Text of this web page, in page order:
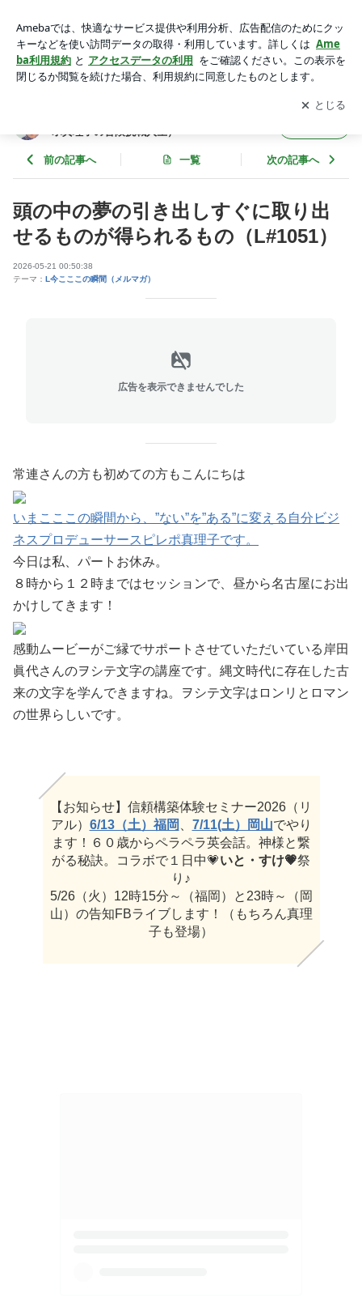
（L#1051） | 豊かさ発見ゲーム（WEBプロモータースピレポ
真理子の冒険挑戦人生）
アプリをダウンロードして ブログの更新通知
を受け取りまし
ょう。
開く
ポ真理子の冒険挑戦人生）
前の記事へ 一覧 次の記事へ
頭の中の夢の引き出しすぐに取り出
せるものが得られるもの（L#1051）
2026-05-21 00:50:38
テーマ： L今こここの瞬間（メルマガ）
広告を表示できませんでした
常連さんの方も初めての方もこんにちは
いまこここの瞬間から、”ない”を”ある”に変える自分ビジ
ネスプロデューサースピレポ真理子です。
今日は私、パートお休み。
８時から１２時まではセッションで、昼から名古屋にお出
かけしてきます！
感動ムービーがご縁でサポートさせていただいている岸田
眞代さんのヲシテ文字の講座です。縄文時代に存在した古
来の文字を学んできますね。ヲシテ文字はロンリとロマン
の世界らしいです。
【お知らせ】信頼構築体験セミナー2026（リ
アル） 6/13（土）福岡 7/11(土）岡山でやり
ます！６０歳からペラペラ英会話。神様と繋
がる秘訣。コラボで１日中💗いと・すけ💗祭
り♪
5/26（火）12時15分～（福岡）と23時～（岡
山）の告知FBライブします！（もちろん真理
子も登場）